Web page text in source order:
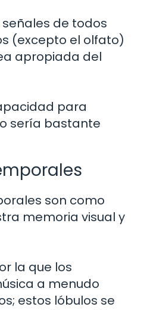
de todos
(excepto el olfato)
apropiada del
para
sería bastante
son como
memoria visual y
la que los
a menudo
estos lóbulos se